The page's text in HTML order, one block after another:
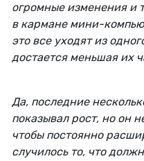
огромные изменения и
в кармане мини-
это все уходят из
достается меньшая их
Да, последние
показывал рост, но он
чтобы постоянно
случилось то, что